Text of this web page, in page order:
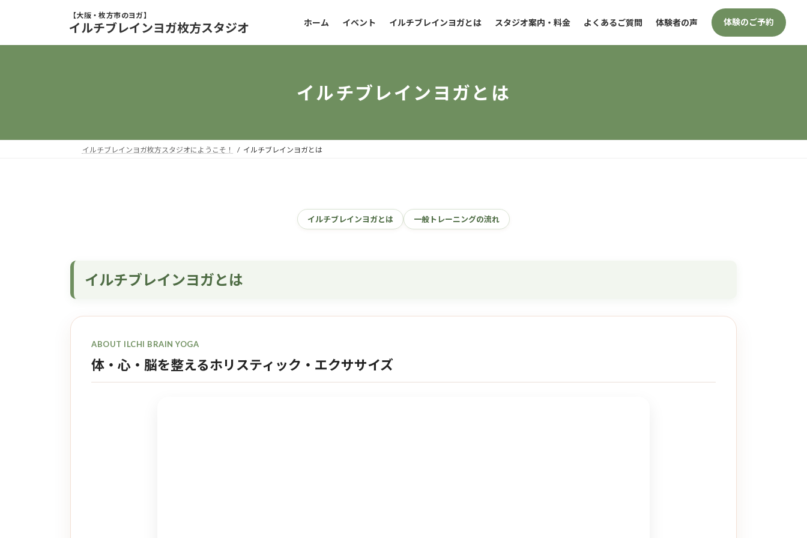
イルチブレインヨガ枚方スタジオ ホーム イベント イルチブレインヨガとは スタジオ案内・料金 よくあるご質問 体験者の声 体験のご予約
イルチブレインヨガとは
イルチブレインヨガ枚方スタジオにようこそ！ イルチブレインヨガとは
イルチブレインヨガとは 一般トレーニングの流れ
イルチブレインヨガとは
ABOUT ILCHI BRAIN YOGA
体・心・脳を整えるホリスティック・エクササイズ